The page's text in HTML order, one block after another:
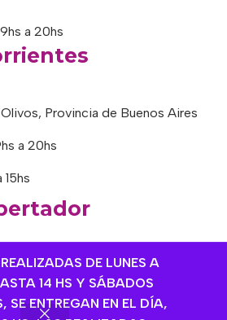
DE LUNES A
14 HS Y SÁBADOS
SE ENTREGAN EN EL DÍA,
a 20hs
Provincia de Buenos Aires
a 20hs
Vte. López, Provincia de